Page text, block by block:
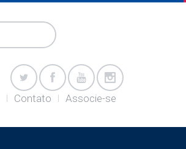
Contato Associe-se